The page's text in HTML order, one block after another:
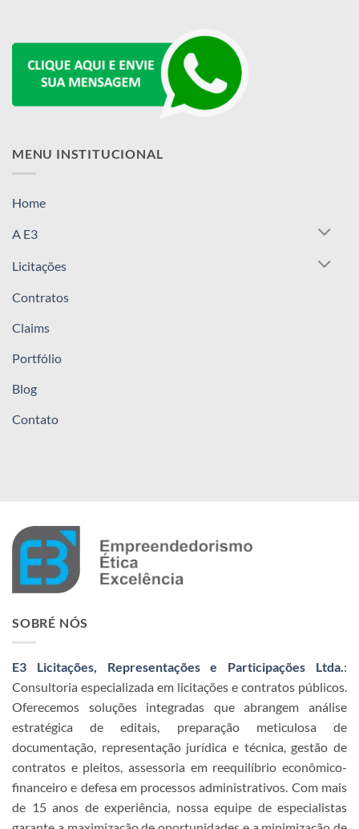
MENU INSTITUCIONAL
Home
A E3
Licitações
Contratos
Claims
Portfólio
Blog
Contato
SOBRÉ NÓS
E3 Licitações, Representações e Participações Ltda.:
Consultoria especializada em licitações e contratos públicos.
Oferecemos soluções integradas que abrangem análise
estratégica de editais, preparação meticulosa de
documentação, representação jurídica e técnica, gestão de
contratos e pleitos, assessoria em reequilíbrio econômico-
financeiro e defesa em processos administrativos. Com mais
de 15 anos de experiência, nossa equipe de especialistas